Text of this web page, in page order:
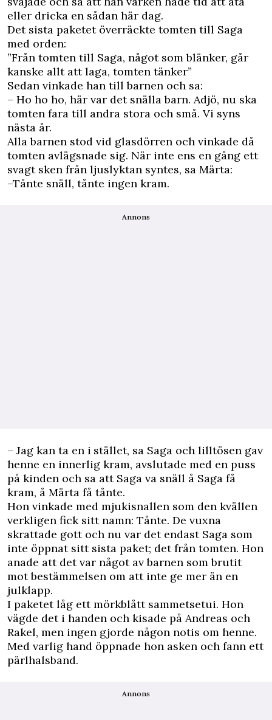
eller dricka en sådan här dag.
Det sista paketet överräckte tomten till Saga
med orden:
”Från tomten till Saga, något som blänker, går
kanske allt att laga, tomten tänker”
Sedan vinkade han till barnen och sa:
– Ho ho ho, här var det snälla barn. Adjö, nu ska
tomten fara till andra stora och små. Vi syns
nästa år.
Alla barnen stod vid glasdörren och vinkade då
tomten avlägsnade sig. När inte ens en gång ett
svagt sken från ljuslyktan syntes, sa Märta:
–Tånte snäll, tånte ingen kram.
Annons
– Jag kan ta en i stället, sa Saga och lilltösen gav
henne en innerlig kram, avslutade med en puss
på kinden och sa att Saga va snäll å Saga få
kram, å Märta få tånte.
Hon vinkade med mjukisnallen som den kvällen
verkligen fick sitt namn: Tånte. De vuxna
skrattade gott och nu var det endast Saga som
inte öppnat sitt sista paket; det från tomten. Hon
anade att det var något av barnen som brutit
mot bestämmelsen om att inte ge mer än en
julklapp.
I paketet låg ett mörkblått sammetsetui. Hon
vägde det i handen och kisade på Andreas och
Rakel, men ingen gjorde någon notis om henne.
Med varlig hand öppnade hon asken och fann ett
pärlhalsband.
Annons